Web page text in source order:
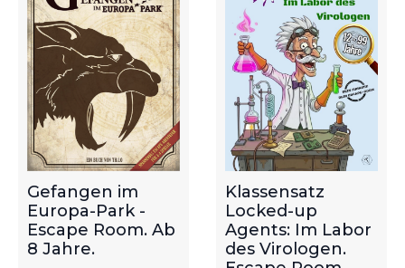
Gefangen im
Europa-Park -
Escape Room. Ab
8 Jahre.
Klassensatz
Locked-up
Agents: Im Labor
des Virologen.